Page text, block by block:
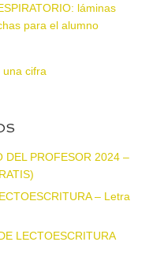
láminas
para el alumno
una cifra
DEL PROFESOR 2024 –
– Letra
LECTOESCRITURA